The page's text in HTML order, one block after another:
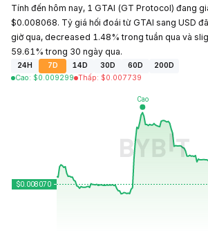
Tính đến hôm nay, 1 GTAI (GT Protocol) đang
$0.008068. Tỷ giá hối đoái từ GTAI sang USD
giờ qua, decreased 1.48% trong tuần qua và
59.61% trong 30 ngày qua.
24H 7D 14D 30D 60D
200D
Cao: $0.009299 Thấp: $0.007739